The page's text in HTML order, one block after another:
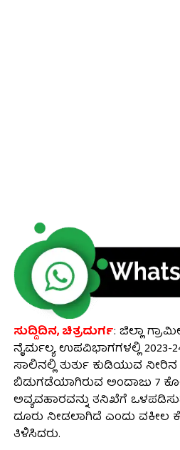
ಸುದ್ದಿದಿನ, ಚಿತ್ರದುರ್ಗ: ಜಿಲ್ಲಾ
ನೈರ್ಮಲ್ಯ ಉಪವಿಭಾಗಗಳಲ್ಲಿ 2023-
ಸಾಲಿನಲ್ಲಿ ತುರ್ತು ಕುಡಿಯುವ
ಬಿಡುಗಡೆಯಾಗಿರುವ ಅಂದಾಜು 7
ಅವ್ಯವಹಾರವನ್ನು ತನಿಖೆಗೆ
ದೂರು ನೀಡಲಾಗಿದೆ ಎಂದು ವಕೀಲ
ತಿಳಿಸಿದರು.